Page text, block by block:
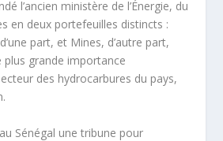
l’ancien ministère de l’Énergie, du
en deux portefeuilles distincts :
part, et Mines, d’autre part,
plus grande importance
des hydrocarbures du pays,
Sénégal une tribune pour